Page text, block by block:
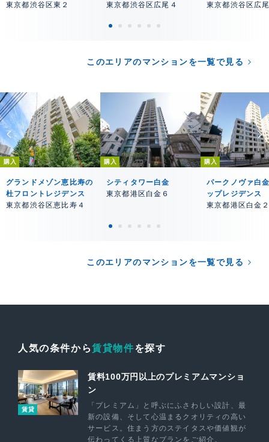
東京都渋谷区東２
東京都渋谷区広尾４
東京都渋谷区広
このエリアのマンションを一覧で見る
購入
グランドメゾン恵比寿の
杜フロントレジデンス
東京都渋谷区恵比寿４
購入
シティタワー白金
東京都港区白金６
購入
パークノヴァ白
ップレジデンス
東京都港区白金
このエリアのマンションを一覧で見る
人気の条件から賃貸物件を探す
賃貸
賃料100万円以上のプレミアムマンショ
ン
「プレミアム」と呼ぶにふさわしい設計、最
新の設備、そして心温まるクオリティの高い
サービス。住まう方のステイタスや価値観が
伝わってくる上質なプランをご紹介。